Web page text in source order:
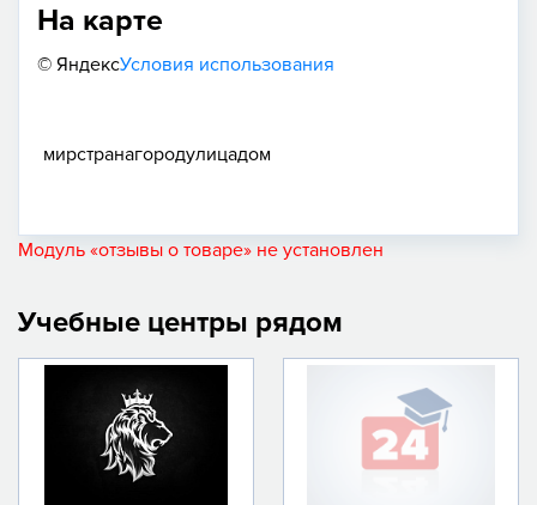
На карте
© ЯндексУсловия использования
мирстранагородулицадом
Модуль «отзывы о товаре» не установлен
Учебные центры рядом